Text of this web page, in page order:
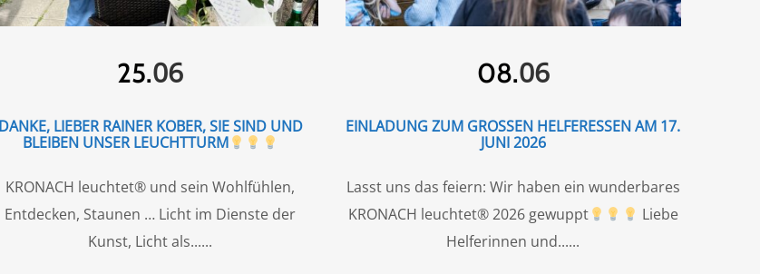
25.06
DANKE, LIEBER RAINER KOBER, SIE SIND UND
BLEIBEN UNSER LEUCHTTURM
KRONACH leuchtet® und sein Wohlfühlen,
Entdecken, Staunen … Licht im Dienste der
Kunst, Licht als...
08.06
EINLADUNG ZUM GROSSEN HELFERESSEN AM 17. J
UNI 2026
Lasst uns das feiern: Wir haben ein wunderbares
KRONACH leuchtet® 2026 gewuppt
Liebe
Helferinnen und...